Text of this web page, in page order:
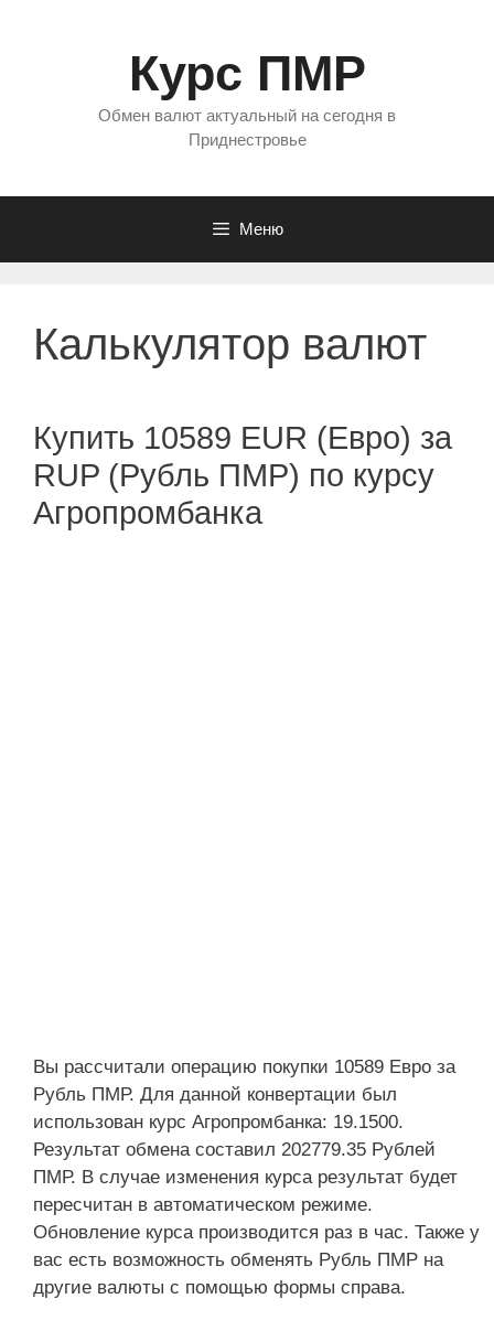
Курс ПМР
Обмен валют актуальный на сегодня в
Приднестровье
Меню
Калькулятор валют
Купить 10589 EUR (Евро) за
RUP (Рубль ПМР) по курсу
Агропромбанка
Вы рассчитали операцию покупки 10589 Евро за
Рубль ПМР. Для данной конвертации был
использован курс Агропромбанка: 19.1500.
Результат обмена составил 202779.35 Рублей
ПМР. В случае изменения курса результат будет
пересчитан в автоматическом режиме.
Обновление курса производится раз в час. Также у
вас есть возможность обменять Рубль ПМР на
другие валюты с помощью формы справа.